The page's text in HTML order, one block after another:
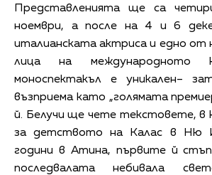
Представленията ще са
ноември, а после на 4 и 6
италианската актриса и едно от
лица на международното
моноспектакъл е уникален–
възприема като „голямата
й. Белучи ще чете текстовете, в
за детството на Калас в Ню
години в Атина, първите й
последвалата небивала